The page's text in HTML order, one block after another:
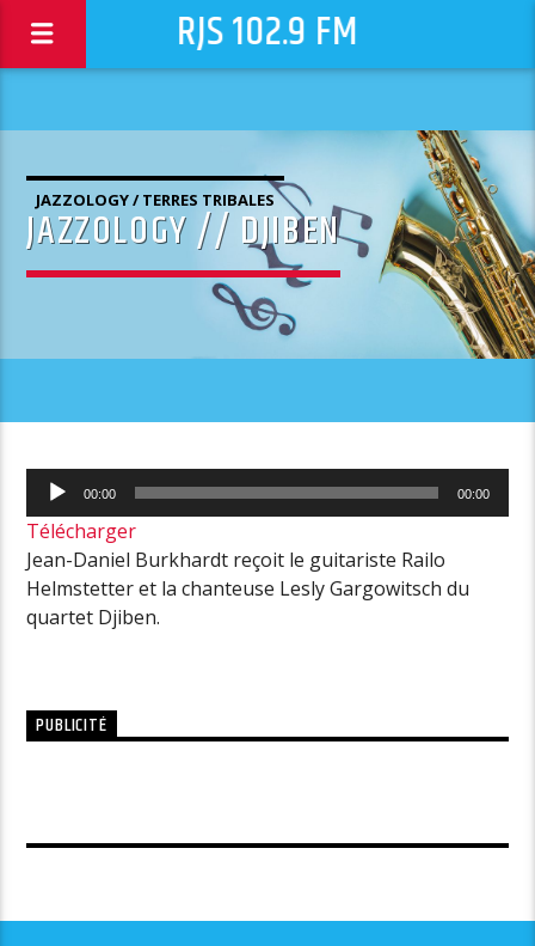
RJS 102.9 FM
JAZZOLOGY / TERRES TRIBALES
JAZZOLOGY // DJIBEN
Lecteur
audio
00:00 00:00
Télécharger
Jean-Daniel Burkhardt reçoit le guitariste Railo
Helmstetter et la chanteuse Lesly Gargowitsch du
quartet Djiben.
PUBLICITÉ